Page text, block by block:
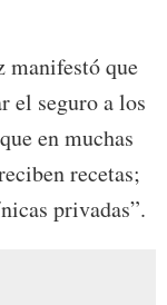
manifestó que
el seguro a los
en muchas
recetas;
privadas”.